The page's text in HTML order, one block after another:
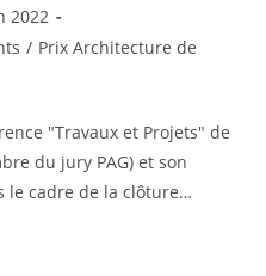
2022
/ Prix Architecture de
"Travaux et Projets" de
du jury PAG) et son
le cadre de la clôture…